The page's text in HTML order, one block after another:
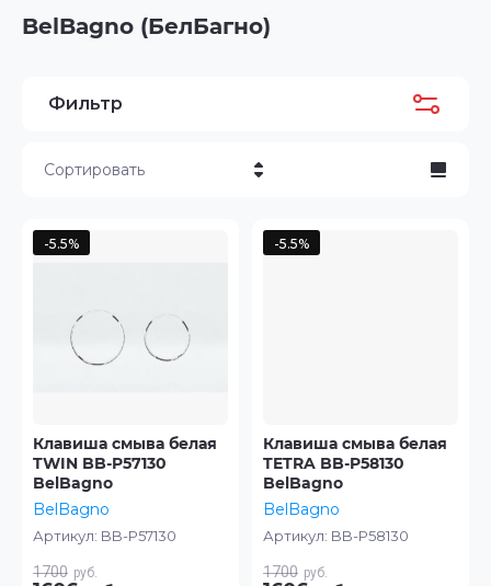
BelBagno (БелБагно)
Фильтр
Сортировать
Цена - возрастание
Название - А-Я
-5.5%
Клавиша смыва белая
TWIN BB-P57130
BelBagno
BelBagno
Артикул: BB-P57130
1700 руб.
-5.5%
Клавиша смыва белая
TETRA BB-P58130
BelBagno
BelBagno
Артикул: BB-P58130
1700 руб.